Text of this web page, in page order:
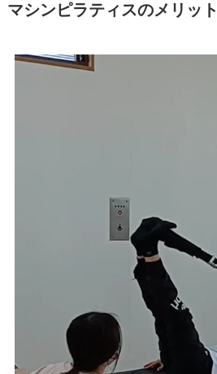
マシンピラティスのメリット